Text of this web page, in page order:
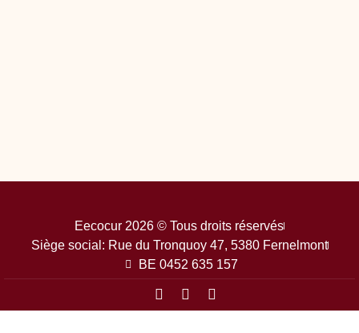
Eecocur 2026 © Tous droits réservés
Siège social: Rue du Tronquoy 47, 5380 Fernelmont
BE 0452 635 157